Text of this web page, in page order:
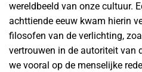
wereldbeeld van onze cultuur.
achttiende eeuw kwam hierin
filosofen van de verlichting,
vertrouwen in de autoriteit van
we vooral op de menselijke